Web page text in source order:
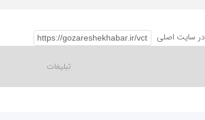
در سایت اصلی